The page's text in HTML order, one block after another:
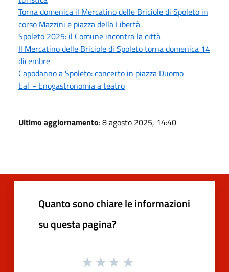
Torna domenica il Mercatino delle Briciole di Spoleto in
corso Mazzini e piazza della Libertà
Spoleto 2025: il Comune incontra la città
Il Mercatino delle Briciole di Spoleto torna domenica 14
dicembre
Capodanno a Spoleto: concerto in piazza Duomo
EaT - Enogastronomia a teatro
Ultimo aggiornamento: 8 agosto 2025, 14:40
Quanto sono chiare le informazioni
su questa pagina?